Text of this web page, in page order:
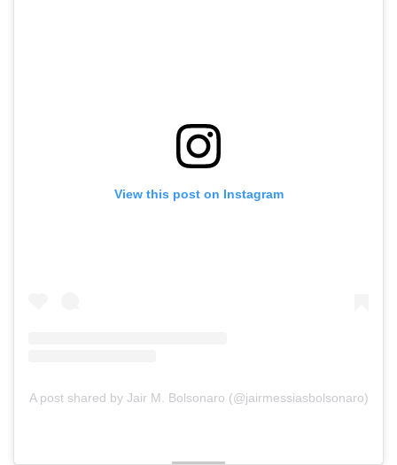
View this post on Instagram
A post shared by Jair M. Bolsonaro (@jairmessiasbolsonaro)